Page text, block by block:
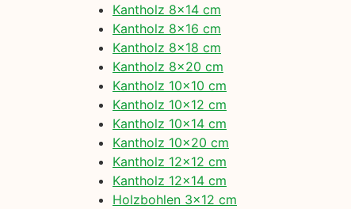
Kantholz 8×14 cm
Kantholz 8×16 cm
Kantholz 8×18 cm
Kantholz 8×20 cm
Kantholz 10×10 cm
Kantholz 10×12 cm
Kantholz 10×14 cm
Kantholz 10×20 cm
Kantholz 12×12 cm
Kantholz 12×14 cm
Holzbohlen 3×12 cm